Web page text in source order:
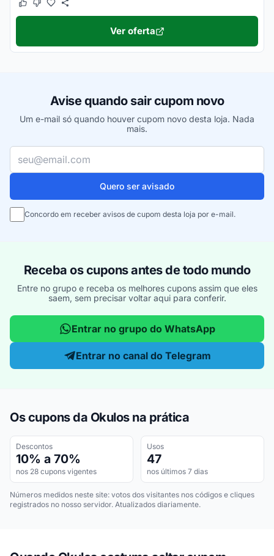
Este cupom funcionou
Este cupom não funcionou
Ver oferta
Avise quando sair cupom novo
Um e-mail só quando houver cupom novo desta loja. Nada
mais.
Quero ser avisado
Concordo em receber avisos de cupom desta loja por e-mail.
Receba os cupons antes de todo mundo
Entre no grupo e receba os melhores cupons assim que eles
saem, sem precisar voltar aqui para conferir.
Entrar no grupo do WhatsApp
Entrar no canal do Telegram
Os cupons da Okulos na prática
Descontos
10% a 70%
nos 28 cupons vigentes
Usos
47
nos últimos 7 dias
Números medidos neste site: votos dos visitantes nos códigos e cliques
registrados no nosso servidor. Atualizados diariamente.